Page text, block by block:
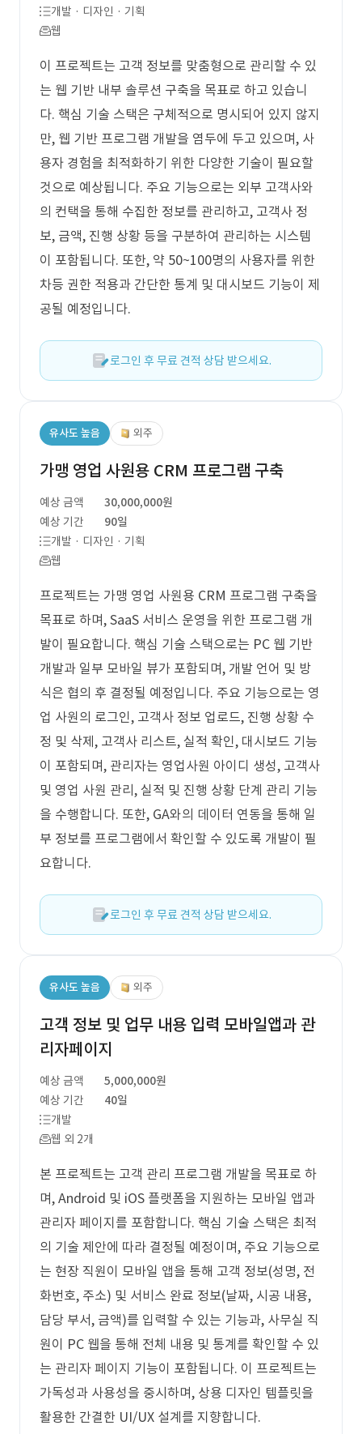
개발 · 디자인 · 기획
웹
이 프로젝트는 고객 정보를 맞춤형으로 관리할 수 있
는 웹 기반 내부 솔루션 구축을 목표로 하고 있습니
다. 핵심 기술 스택은 구체적으로 명시되어 있지 않지
만, 웹 기반 프로그램 개발을 염두에 두고 있으며, 사
용자 경험을 최적화하기 위한 다양한 기술이 필요할
것으로 예상됩니다. 주요 기능으로는 외부 고객사와
의 컨택을 통해 수집한 정보를 관리하고, 고객사 정
보, 금액, 진행 상황 등을 구분하여 관리하는 시스템
이 포함됩니다. 또한, 약 50~100명의 사용자를 위한
차등 권한 적용과 간단한 통계 및 대시보드 기능이 제
공될 예정입니다.
로그인 후 무료 견적 상담 받으세요.
유사도 높음 외주
가맹 영업 사원용 CRM 프로그램 구축
예상 금액
30,000,000원
예상 기간
90일
개발 · 디자인 · 기획
웹
프로젝트는 가맹 영업 사원용 CRM 프로그램 구축을
목표로 하며, SaaS 서비스 운영을 위한 프로그램 개
발이 필요합니다. 핵심 기술 스택으로는 PC 웹 기반
개발과 일부 모바일 뷰가 포함되며, 개발 언어 및 방
식은 협의 후 결정될 예정입니다. 주요 기능으로는 영
업 사원의 로그인, 고객사 정보 업로드, 진행 상황 수
정 및 삭제, 고객사 리스트, 실적 확인, 대시보드 기능
이 포함되며, 관리자는 영업사원 아이디 생성, 고객사
및 영업 사원 관리, 실적 및 진행 상황 단계 관리 기능
을 수행합니다. 또한, GA와의 데이터 연동을 통해 일
부 정보를 프로그램에서 확인할 수 있도록 개발이 필
요합니다.
로그인 후 무료 견적 상담 받으세요.
유사도 높음 외주
고객 정보 및 업무 내용 입력 모바일앱과 관
리자페이지
예상 금액
5,000,000원
예상 기간
40일
개발
웹 외 2개
본 프로젝트는 고객 관리 프로그램 개발을 목표로 하
며, Android 및 iOS 플랫폼을 지원하는 모바일 앱과
관리자 페이지를 포함합니다. 핵심 기술 스택은 최적
의 기술 제안에 따라 결정될 예정이며, 주요 기능으로
는 현장 직원이 모바일 앱을 통해 고객 정보(성명, 전
화번호, 주소) 및 서비스 완료 정보(날짜, 시공 내용,
담당 부서, 금액)를 입력할 수 있는 기능과, 사무실 직
원이 PC 웹을 통해 전체 내용 및 통계를 확인할 수 있
는 관리자 페이지 기능이 포함됩니다. 이 프로젝트는
가독성과 사용성을 중시하며, 상용 디자인 템플릿을
활용한 간결한 UI/UX 설계를 지향합니다.